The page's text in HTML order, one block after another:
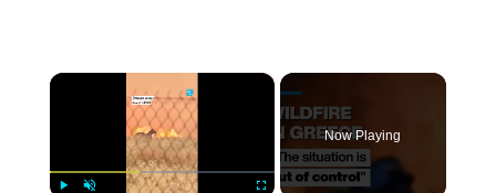
×
Now Playing